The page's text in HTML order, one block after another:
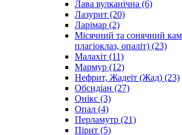
Лава вулканічна (6)
Лазурит (20)
Ларімар (2)
Місячний та сонячний
плагіоклаз, опаліт) (23)
Малахіт (11)
Мармур (12)
Нефрит, Жадеїт (Жад) (23)
Обсидіан (27)
Онікс (3)
Опал (4)
Перламутр (21)
Пірит (5)